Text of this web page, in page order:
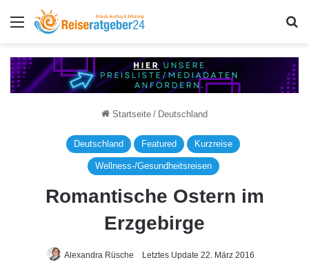
Menü
Startseite / Deutschland
Deutschland Featured Kurzreise
Wellness-/Gesundheitsreisen
Romantische Ostern im
Erzgebirge
Alexandra Rüsche Letztes Update 22. März 2016